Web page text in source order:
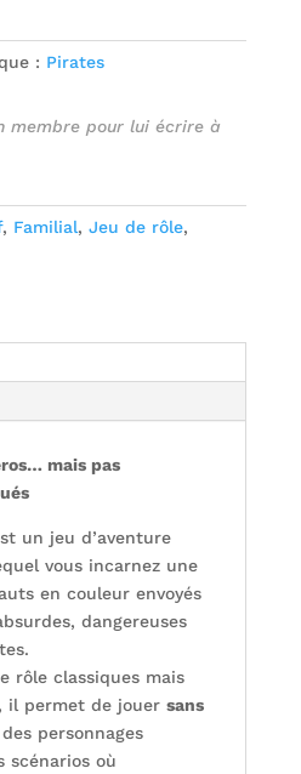
: Pirates
membre pour lui écrire à
, Familial, Jeu de rôle,
mais pas
un jeu d’aventure
vous incarnez une
en couleur envoyés
dangereuses
rôle classiques mais
il permet de jouer sans
personnages
scénarios où